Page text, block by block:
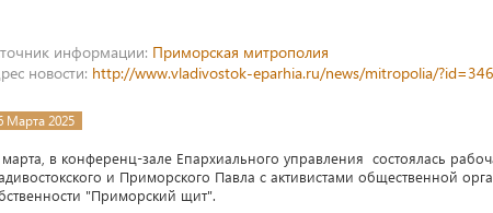
информации: Приморская митрополия
новости: http://www.vladivostok-eparhia.ru/news/mitropolia/
Марта 2025
марта, в конференц-зале Епархиального управления состоялась
и Приморского Павла с активистами общественной
"Приморский щит".